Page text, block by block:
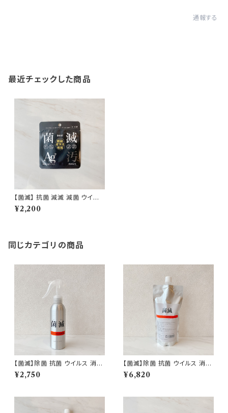
通報する
最近チェックした商品
【菌滅】 抗菌 減滅 減菌 ウイル
ス 防汚 菌滅シート 液晶用 抗菌
シート ナノ銀 衛生用品 日本製
¥2,200
同じカテゴリの商品
【菌滅】除菌 抗菌 ウイルス 消臭
対策 ハンドスプレー 150ml ス
プレー ノンアルコール 次亜塩素
¥2,750
【菌滅】除菌 抗菌 ウイルス 消臭
対策 500ml スプレー 詰替用
ノンアルコール 次亜塩素酸 界
¥6,820